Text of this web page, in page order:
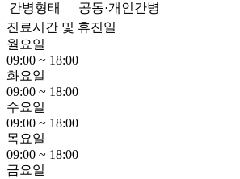
간병형태
공동·개인간병
진료시간 및 휴진일
월요일
09:00 ~ 18:00
화요일
09:00 ~ 18:00
수요일
09:00 ~ 18:00
목요일
09:00 ~ 18:00
금요일